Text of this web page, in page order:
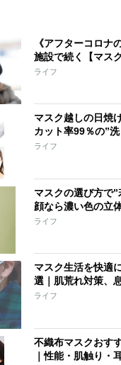
《アフターコロナ
施設で続く【マス
すぎた感染対策に
ライフ
マスク越しの日焼
カット率99％の”
ク”が登場
ライフ
マスクの選び方で
顔なら濃い色の立
リーツ型を
ライフ
マスク生活を快適
選｜肌荒れ対策、
痛くならないなど
ライフ
不織布マスクおす
｜性能・肌触り